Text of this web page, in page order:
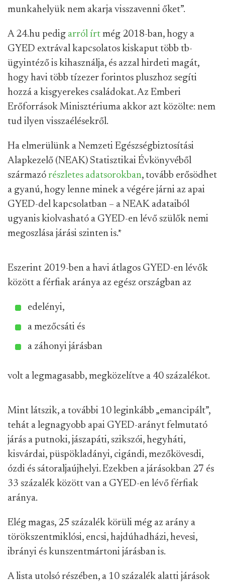
munkahelyük nem akarja visszavenni őket”.
A 24.hu pedig arról írt még 2018-ban, hogy a
GYED extrával kapcsolatos kiskaput több tb-
ügyintéző is kihasználja, és azzal hirdeti magát,
hogy havi több tízezer forintos pluszhoz segíti
hozzá a kisgyerekes családokat. Az Emberi
Erőforrások Minisztériuma akkor azt közölte: nem
tud ilyen visszaélésekről.
Ha elmerülünk a Nemzeti Egészségbiztosítási
Alapkezelő (NEAK) Statisztikai Évkönyvéből
származó részletes adatsorokban, tovább erősödhet
a gyanú, hogy lenne minek a végére járni az apai
GYED-del kapcsolatban – a NEAK adataiból
ugyanis kiolvasható a GYED-en lévő szülők nemi
megoszlása járási szinten is.*
Eszerint 2019-ben a havi átlagos GYED-en lévők
között a férfiak aránya az egész országban az
edelényi,
a mezőcsáti és
a záhonyi járásban
volt a legmagasabb, megközelítve a 40 százalékot.
Mint látszik, a további 10 leginkább „emancipált”,
tehát a legnagyobb apai GYED-arányt felmutató
járás a putnoki, jászapáti, szikszói, hegyháti,
kisvárdai, püspökladányi, cigándi, mezőkövesdi,
ózdi és sátoraljaújhelyi. Ezekben a járásokban 27 és
33 százalék között van a GYED-en lévő férfiak
aránya.
Elég magas, 25 százalék körüli még az arány a
törökszentmiklósi, encsi, hajdúhadházi, hevesi,
ibrányi és kunszentmártoni járásban is.
A lista utolsó részében, a 10 százalék alatti járások